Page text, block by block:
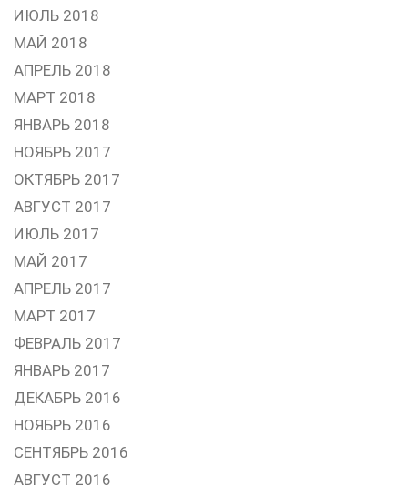
ИЮЛЬ 2018
МАЙ 2018
АПРЕЛЬ 2018
МАРТ 2018
ЯНВАРЬ 2018
НОЯБРЬ 2017
ОКТЯБРЬ 2017
АВГУСТ 2017
ИЮЛЬ 2017
МАЙ 2017
АПРЕЛЬ 2017
МАРТ 2017
ФЕВРАЛЬ 2017
ЯНВАРЬ 2017
ДЕКАБРЬ 2016
НОЯБРЬ 2016
СЕНТЯБРЬ 2016
АВГУСТ 2016